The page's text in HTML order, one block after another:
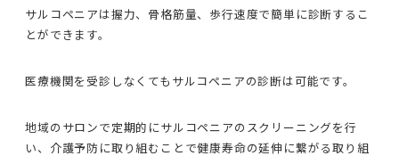
サルコペニアは握力、骨格筋量、歩行速度で簡単に診断するこ
とができます。
医療機関を受診しなくてもサルコペニアの診断は可能です。
地域のサロンで定期的にサルコペニアのスクリーニングを行
い、介護予防に取り組むことで健康寿命の延伸に繋がる取り組